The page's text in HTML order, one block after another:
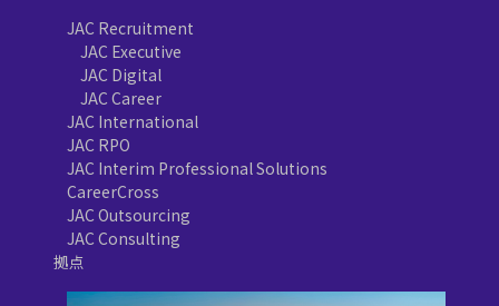
JAC Recruitment
JAC Executive
JAC Digital
JAC Career
JAC International
JAC RPO
JAC Interim Professional Solutions
CareerCross
JAC Outsourcing
JAC Consulting
拠点